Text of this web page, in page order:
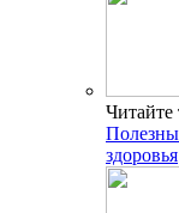
Читайте
здоровья